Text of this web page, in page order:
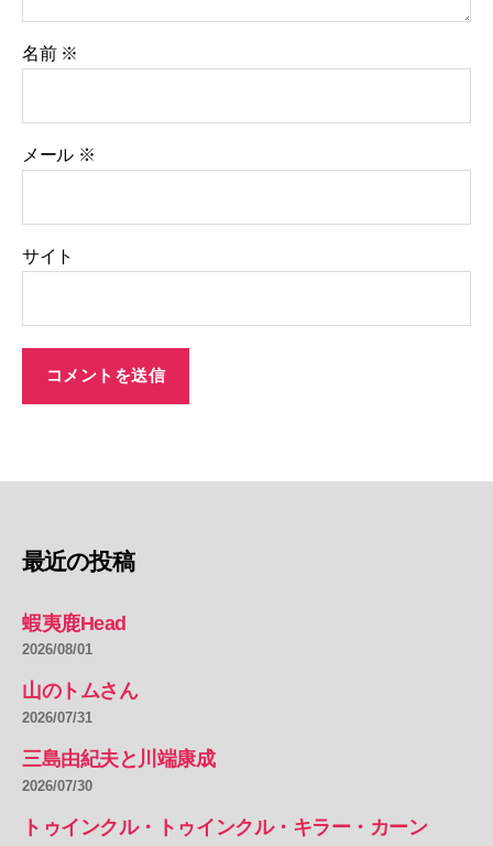
名前 ※
メール ※
サイト
最近の投稿
蝦夷鹿Head
2026/08/01
山のトムさん
2026/07/31
三島由紀夫と川端康成
2026/07/30
トゥインクル・トゥインクル・キラー・カーン